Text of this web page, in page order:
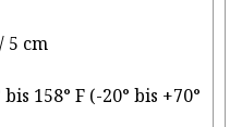
5 cm
158° F (-20° bis +70°